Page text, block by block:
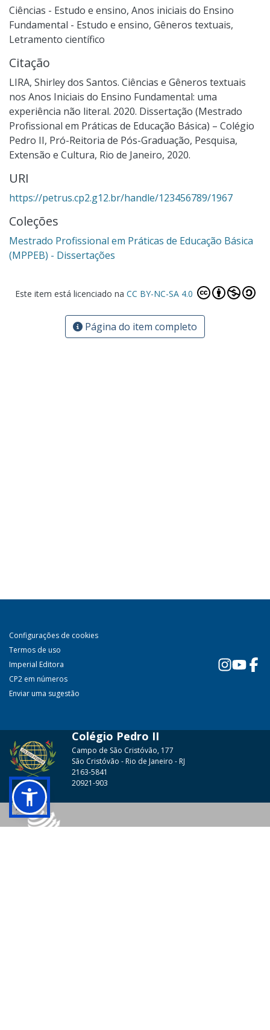
Ciências - Estudo e ensino, Anos iniciais do Ensino
Fundamental - Estudo e ensino, Gêneros textuais,
Letramento científico
Citação
LIRA, Shirley dos Santos. Ciências e Gêneros textuais
nos Anos Iniciais do Ensino Fundamental: uma
experiência não literal. 2020. Dissertação (Mestrado
Profissional em Práticas de Educação Básica) – Colégio
Pedro II, Pró-Reitoria de Pós-Graduação, Pesquisa,
Extensão e Cultura, Rio de Janeiro, 2020.
URI
https://petrus.cp2.g12.br/handle/123456789/1967
Coleções
Mestrado Profissional em Práticas de Educação Básica
(MPPEB) - Dissertações
Este item está licenciado na CC BY-NC-SA 4.0
Página do item completo
Configurações de cookies
Termos de uso
Imperial Editora
CP2 em números
Enviar uma sugestão
Colégio Pedro II
Campo de São Cristóvão, 177
São Cristóvão - Rio de Janeiro - RJ
2163-5841
20921-903